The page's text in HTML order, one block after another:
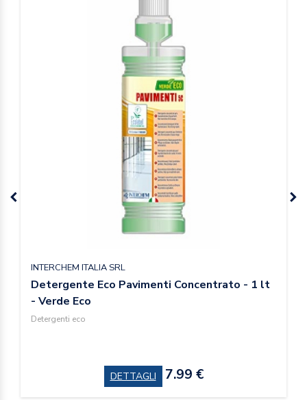
INTERCHEM ITALIA SRL
Detergente Eco Pavimenti Concentrato - 1 lt
- Verde Eco
Detergenti eco
DETTAGLI 7.99 €